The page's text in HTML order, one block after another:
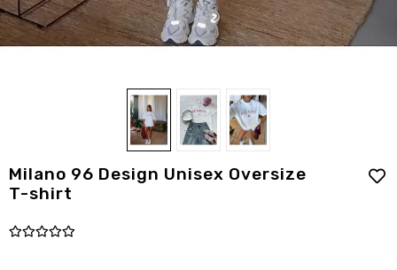
Milano 96 Design Unisex Oversize
T-shirt